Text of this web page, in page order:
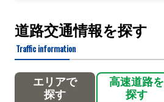
道路交通情報を探す
Traffic information
エリアで
探す
高速道路を
探す